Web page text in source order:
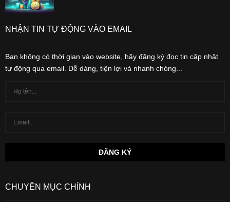
NHẬN TIN TỰ ĐỘNG VÀO EMAIL
Bạn không có thời gian vào website, hãy đăng ký đọc tin cập nhật
tự động qua email. Dễ dàng, tiện lợi và nhanh chóng...
CHUYÊN MỤC CHÍNH